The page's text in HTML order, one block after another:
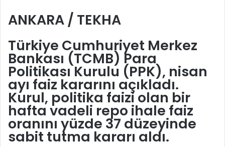
ANKARA / TEKHA
Türkiye Cumhuriyet Merkez
Bankası (TCMB) Para
Politikası Kurulu (PPK), nisan
ayı faiz kararını açıkladı.
Kurul, politika faizi olan bir
hafta vadeli repo ihale faiz
oranını yüzde 37 düzeyinde
sabit tutma kararı aldı.